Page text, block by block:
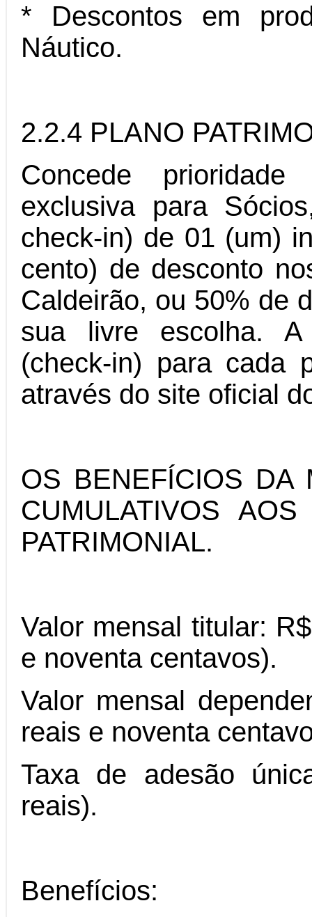
* Descontos em
Náutico.
2.2.4 PLANO
Concede
exclusiva para
check-in) de 01 (um)
cento) de desconto
Caldeirão, ou 50% de
sua livre escolha. A
(check-in) para cada
através do site oficial
OS BENEFÍCIOS DA
CUMULATIVOS
PATRIMONIAL.
Valor mensal titular:
e noventa centavos).
Valor mensal
reais e noventa
Taxa de adesão
reais).
Benefícios: